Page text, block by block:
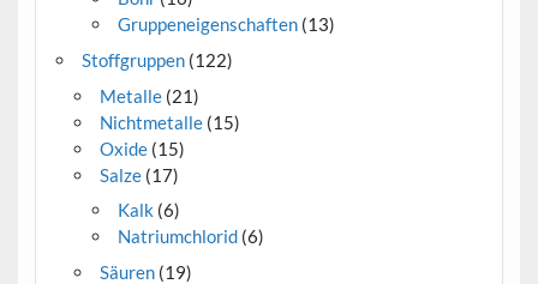
Gruppeneigenschaften (13)
Stoffgruppen(122)
Metalle(21)
Nichtmetalle(15)
Oxide(15)
Salze(17)
Kalk (6)
Natriumchlorid (6)
Säuren(19)